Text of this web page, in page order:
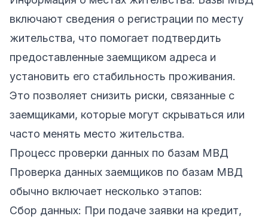
включают сведения о регистрации по месту
жительства, что помогает подтвердить
предоставленные заемщиком адреса и
установить его стабильность проживания.
Это позволяет снизить риски, связанные с
заемщиками, которые могут скрываться или
часто менять место жительства.
Процесс проверки данных по базам МВД
Проверка данных заемщиков по базам МВД
обычно включает несколько этапов:
Сбор данных: При подаче заявки на кредит,